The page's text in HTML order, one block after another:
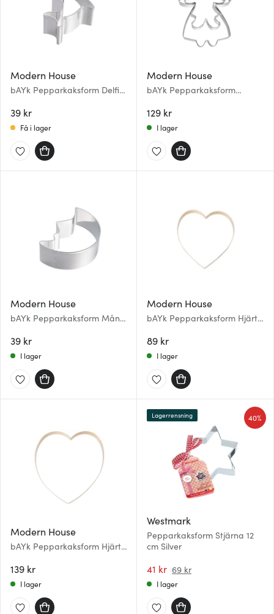
Modern House
bAYk Pepparkaksform Delfin
39 kr
Få i lager
Modern House
bAYk Pepparkaksform
129 kr
I lager
Modern House
bAYk Pepparkaksform Måne
39 kr
I lager
Modern House
bAYk Pepparkaksform Hjärta
89 kr
I lager
Modern House
bAYk Pepparkaksform Hjärta
139 kr
I lager
Westmark
Pepparkaksform Stjärna 12
cm Silver
41 kr 69 kr
40%
Lagerrensning
I lager